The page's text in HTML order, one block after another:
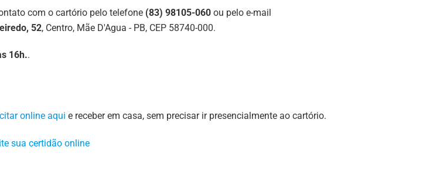
com o cartório pelo telefone (83) 98105-060 ou pelo e-mail
52, Centro, Mãe D'Agua - PB, CEP 58740-000.
16h..
online aqui e receber em casa, sem precisar ir presencialmente ao cartório.